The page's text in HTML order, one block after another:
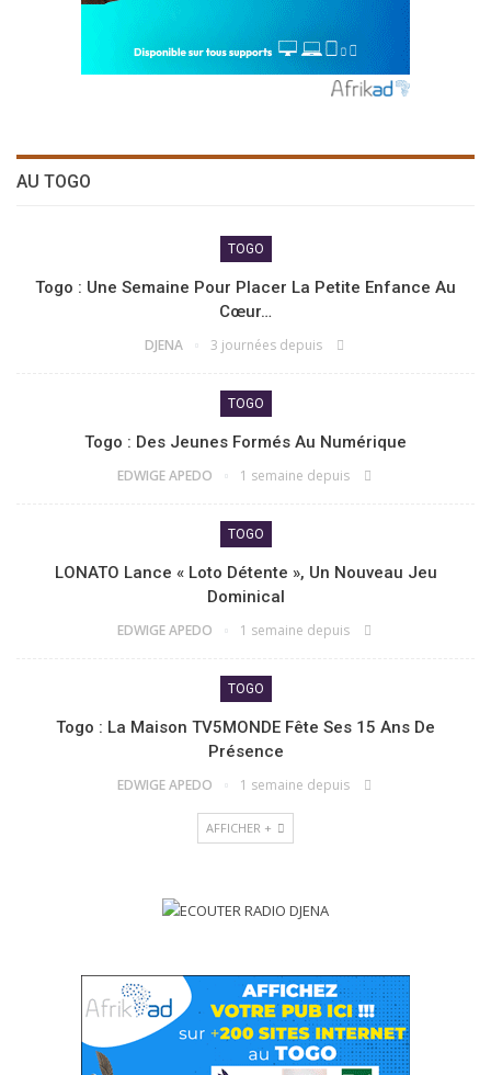
AU TOGO
TOGO
Togo : Une Semaine Pour Placer La Petite Enfance Au
Cœur…
DJENA 3 journées depuis
TOGO
Togo : Des Jeunes Formés Au Numérique
EDWIGE APEDO 1 semaine depuis
TOGO
LONATO Lance « Loto Détente », Un Nouveau Jeu
Dominical
EDWIGE APEDO 1 semaine depuis
TOGO
Togo : La Maison TV5MONDE Fête Ses 15 Ans De
Présence
EDWIGE APEDO 1 semaine depuis
AFFICHER +